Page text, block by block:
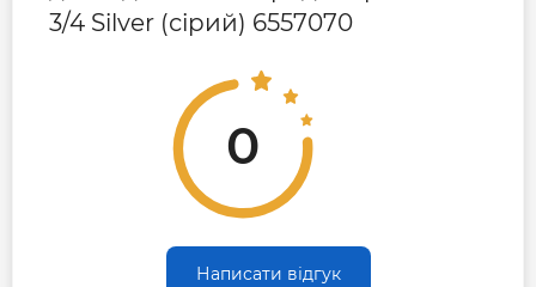
3/4 Silver (сірий) 6557070
0
Написати відгук